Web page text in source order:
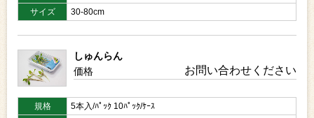
マイページ
サイズ
30-80cm
しゅんらん
価格
お問い合わせください
規格
5本入/ﾊﾟｯｸ 10ﾊﾟｯｸ/ｹｰｽ